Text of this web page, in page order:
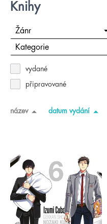
Knihy
Žánr
Kategorie
vydané
připravované
název datum vydání